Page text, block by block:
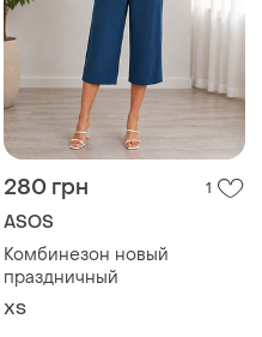
280 грн 1
ASOS
Комбинезон новый
праздничный
ХS